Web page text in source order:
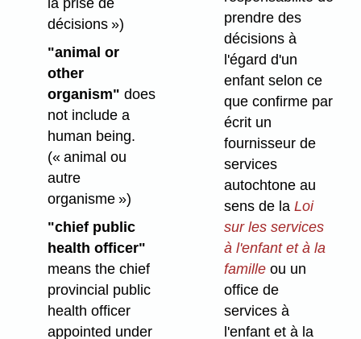
la prise de
décisions »)
"animal or
other
organism" does
not include a
human being.
(« animal ou
autre
organisme »)
"chief public
health officer"
means the chief
provincial public
health officer
appointed under
prendre des
décisions à
l'égard d'un
enfant selon ce
que confirme par
écrit un
fournisseur de
services
autochtone au
sens de la Loi
sur les services
à l'enfant et à la
familleou un
office de
services à
l'enfant et à la